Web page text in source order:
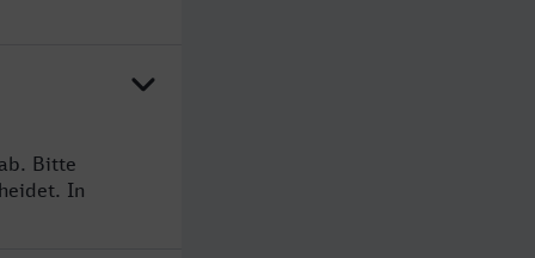
Bitte
In